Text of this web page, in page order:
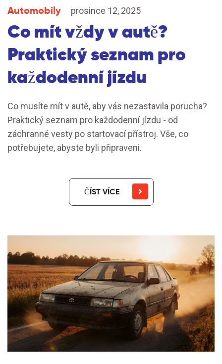
Automobily prosince 12, 2025
Co mít vždy v autě?
Praktický seznam pro
každodenní jízdu
Co musíte mít v autě, aby vás nezastavila porucha?
Praktický seznam pro každodenní jízdu - od
záchranné vesty po startovací přístroj. Vše, co
potřebujete, abyste byli připraveni.
ČÍST VÍCE